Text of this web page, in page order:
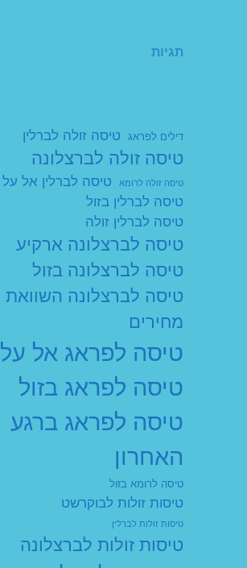
תגיות
דילים לפראג טיסה זולה לברלין
טיסה זולה לברצלונה
טיסה זולה לרומא
טיסה לברלין אל על
טיסה לברלין בזול
טיסה לברלין זולה
טיסה לברצלונה ארקיע
טיסה לברצלונה בזול
טיסה לברצלונה השוואת
מחירים
טיסה לפראג אל על
טיסה לפראג בזול
טיסה לפראג ברגע
האחרון
טיסה לרומא בזול
טיסות זולות לבוקרשט
טיסות זולות לברלין
טיסות זולות לברצלונה